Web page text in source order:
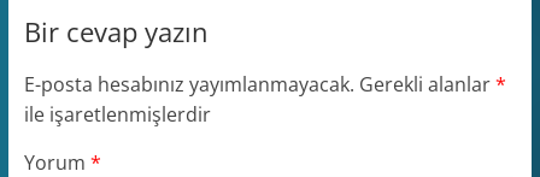
Bir cevap yazın
E-posta hesabınız yayımlanmayacak. Gerekli alanlar*
ile işaretlenmişlerdir
Yorum *